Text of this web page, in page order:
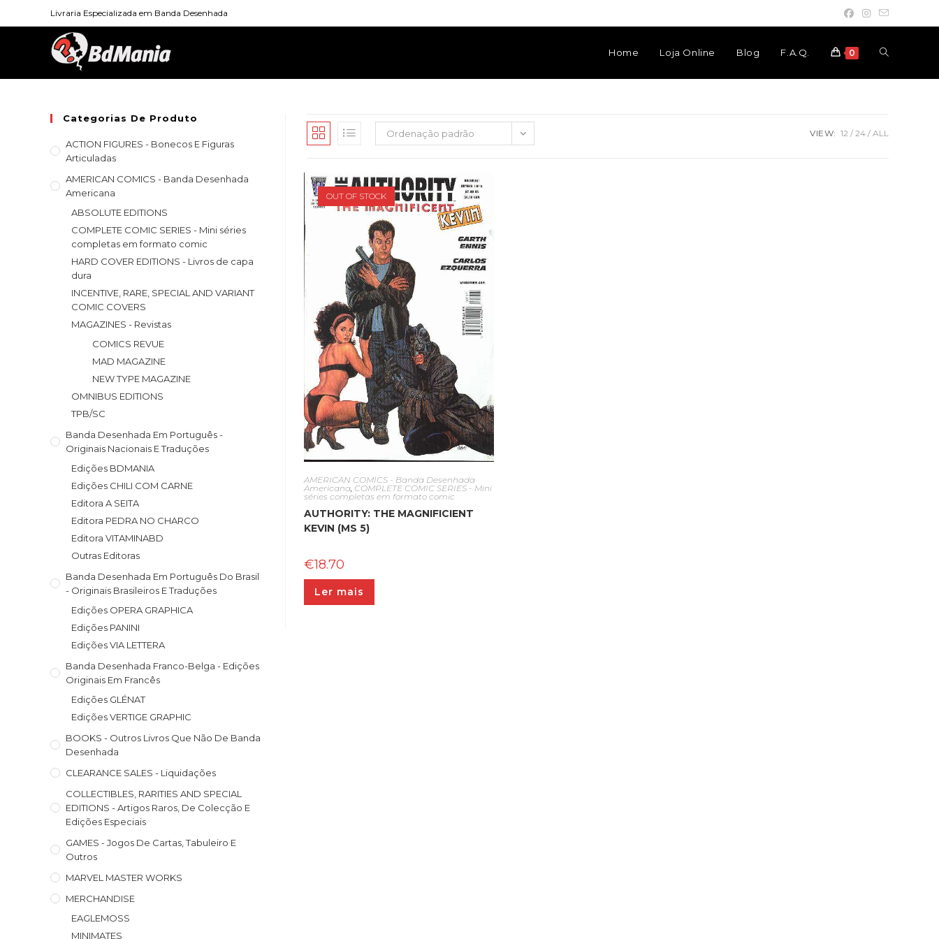
Livraria Especializada em Banda Desenhada
Home Loja Online Blog F.A.Q. 0 Toggle
Categorias De Produto
ACTION FIGURES - Bonecos E Figuras
Articuladas
AMERICAN COMICS - Banda Desenhada
Americana
ABSOLUTE EDITIONS
COMPLETE COMIC SERIES - Mini séries
completas em formato comic
HARD COVER EDITIONS - Livros de capa
dura
INCENTIVE, RARE, SPECIAL AND VARIANT
COMIC COVERS
MAGAZINES - Revistas
COMICS REVUE
MAD MAGAZINE
NEW TYPE MAGAZINE
OMNIBUS EDITIONS
TPB/SC
Banda Desenhada Em Português -
Originais Nacionais E Traduções
Edições BDMANIA
Edições CHILI COM CARNE
Editora A SEITA
Editora PEDRA NO CHARCO
Editora VITAMINABD
Outras Editoras
Banda Desenhada Em Português Do Brasil
- Originais Brasileiros E Traduções
Edições OPERA GRAPHICA
Edições PANINI
Edições VIA LETTERA
Banda Desenhada Franco-Belga - Edições
Originais Em Francês
Edições GLÉNAT
Edições VERTIGE GRAPHIC
BOOKS - Outros Livros Que Não De Banda
Desenhada
CLEARANCE SALES - Liquidações
COLLECTIBLES, RARITIES AND SPECIAL
EDITIONS - Artigos Raros, De Colecção E
Edições Especiais
GAMES - Jogos De Cartas, Tabuleiro E
Outros
MARVEL MASTER WORKS
MERCHANDISE
EAGLEMOSS
MINIMATES
Ordenação padrão VIEW: 12 24 ALL
OUT OF STOCK
AMERICAN COMICS - Banda Desenhada
Americana, COMPLETE COMIC SERIES - Mini
séries completas em formato comic
AUTHORITY: THE MAGNIFICIENT
KEVIN (MS 5)
€18.70
Ler mais